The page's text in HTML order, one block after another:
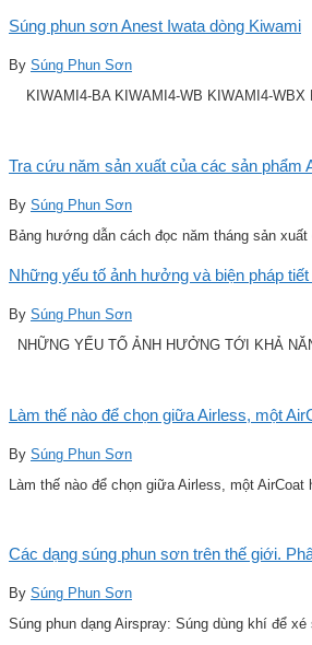
Súng phun sơn Anest Iwata dòng Kiwami
By Súng Phun Sơn
KIWAMI4-BA KIWAMI4-WB KIWAMI4-WBX
Tra cứu năm sản xuất của các sản phẩm
By Súng Phun Sơn
Bảng hướng dẫn cách đọc năm tháng sản xuất
Những yếu tố ảnh hưởng và biện pháp
By Súng Phun Sơn
NHỮNG YẾU TỐ ẢNH HƯỞNG TỚI KHẢ
Làm thế nào để chọn giữa Airless, một
By Súng Phun Sơn
Làm thế nào để chọn giữa Airless, một AirCoat
Các dạng súng phun sơn trên thế giới.
By Súng Phun Sơn
Súng phun dạng Airspray: Súng dùng khí để